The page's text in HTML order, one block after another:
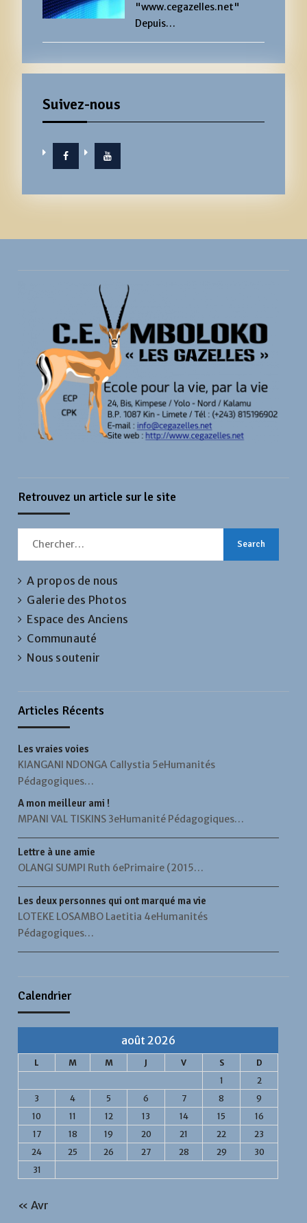
"www.cegazelles.net"
Depuis…
Suivez-nous
Retrouvez un article sur le site
Search
A propos de nous
Galerie des Photos
Espace des Anciens
Communauté
Nous soutenir
Articles Récents
Les vraies voies
KIANGANI NDONGA Callystia 5eHumanités
Pédagogiques…
A mon meilleur ami !
MPANI VAL TISKINS 3eHumanité Pédagogiques…
Lettre à une amie
OLANGI SUMPI Ruth 6ePrimaire (2015…
Les deux personnes qui ont marqué ma vie
LOTEKE LOSAMBO Laetitia 4eHumanités
Pédagogiques…
Calendrier
août 2026
L M M J V S
D
1
2
3
4 5 6 7 8
9
10
11 12 13 14 15
16
17
18 19 20 21 22
23
24
25 26 27 28 29
30
31
« Avr